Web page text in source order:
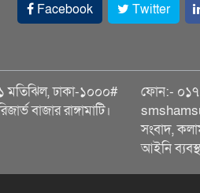
Facebook Twitter
মতিঝিল, ঢাকা-১০০০#
বাজার রাঙ্গামাটি।
ফোন:-
সংবাদ,
আইনি